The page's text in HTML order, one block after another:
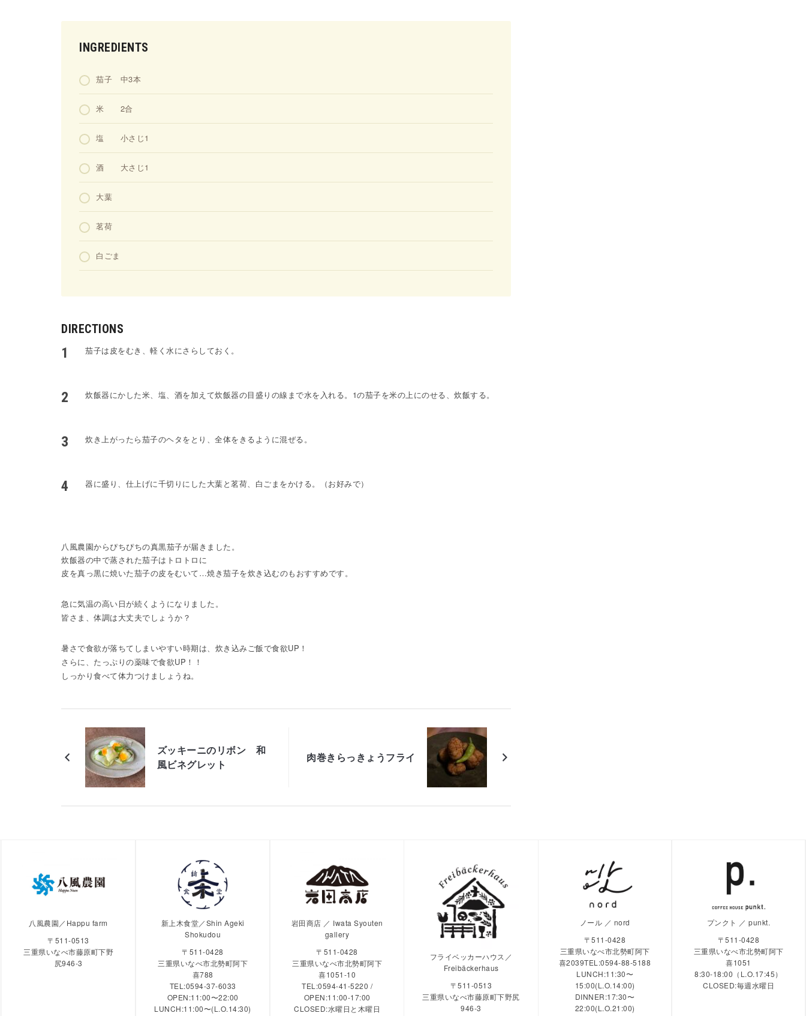
INGREDIENTS
茄子 中3本
米 2合
塩 小さじ1
酒 大さじ1
大葉
茗荷
白ごま
DIRECTIONS
茄子は皮をむき、軽く水にさらしておく。
炊飯器にかした米、塩、酒を加えて炊飯器の目盛りの線まで水を入れる。1の茄子を米の上にのせる、炊飯する。
炊き上がったら茄子のヘタをとり、全体をきるように混ぜる。
器に盛り、仕上げに千切りにした大葉と茗荷、白ごまをかける。（お好みで）
八風農園からぴちぴちの真黒茄子が届きました。
炊飯器の中で蒸された茄子はトロトロに
皮を真っ黒に焼いた茄子の皮をむいて…焼き茄子を炊き込むのもおすすめです。
急に気温の高い日が続くようになりました。
皆さま、体調は大丈夫でしょうか？
暑さで食欲が落ちてしまいやすい時期は、炊き込みご飯で食欲UP！
さらに、たっぷりの薬味で食欲UP！！
しっかり食べて体力つけましょうね。
ズッキーニのリボン 和
風ビネグレット
肉巻きらっきょうフライ
八風農園／Happu farm
〒511-0513
三重県いなべ市藤原町下野
尻946-3
新上木食堂／Shin Ageki
Shokudou
〒511-0428
三重県いなべ市北勢町阿下
喜788
TEL:0594-37-6033
OPEN:11:00〜22:00
LUNCH:11:00〜(L.O.14:30)
岩田商店 ／ Iwata Syouten
gallery
〒511-0428
三重県いなべ市北勢町阿下
喜1051-10
TEL:0594-41-5220 /
OPEN:11:00-17:00
CLOSED:水曜日と木曜日
フライベッカーハウス／
Freibäckerhaus
〒511-0513
三重県いなべ市藤原町下野尻
946-3
ノール ／ nord
〒511-0428
三重県いなべ市北勢町阿下
喜2039TEL:0594-88-5188
LUNCH:11:30〜
15:00(L.O.14:00)
DINNER:17:30〜
22:00(L.O.21:00)
プンクト ／ punkt.
〒511-0428
三重県いなべ市北勢町阿下
喜1051
8:30-18:00（L.O.17:45）
CLOSED:毎週水曜日